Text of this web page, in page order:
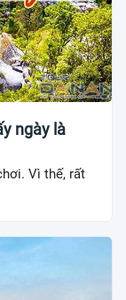
ngày là
Vì thế, rất